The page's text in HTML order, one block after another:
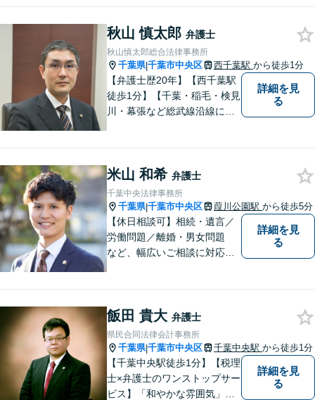
さい。
秋山 慎太郎 弁護士
秋山慎太郎総合法律事務所
千葉県|千葉市中央区 西千葉駅 から徒歩1分
【弁護士歴20年】【西千葉駅
徒歩1分】【千葉・稲毛・検見
川・幕張など総武線沿線にお
などお気軽にお問い合わせく
ださい【個人／企業いずれも
対応実績あり】
詳細を見
る
米山 和希 弁護士
千葉中央法律事務所
千葉県|千葉市中央区 葭川公園駅 から徒歩5分
【休日相談可】相続・遺言／
労働問題／離婚・男女問題
など、幅広いご相談に対応。
な内容の紛争も、事務所一丸
となり解決までサポート【葭
川公園駅5分】
詳細を見
る
飯田 貴大 弁護士
県民合同法律会計事務所
千葉県|千葉市中央区 千葉中央駅 から徒歩1分
【千葉中央駅徒歩1分】【税理
士×弁護士のワンストップサー
ビス】「和やかな雰囲気」と
詳細を見
る